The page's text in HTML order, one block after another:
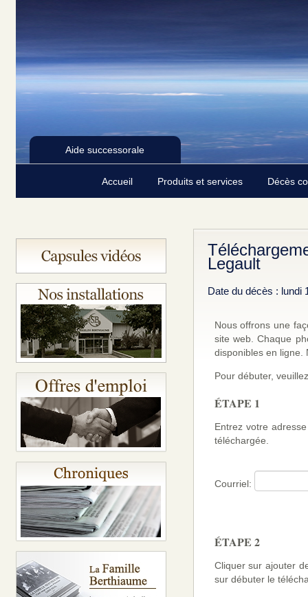
Aide successorale
Accueil Produits et services Décès
Legault
Date du décès : lundi
Nous offrons une
site web. Chaque
disponibles en ligne.
Pour débuter,
ÉTAPE 1
Entrez votre
téléchargée.
Courriel:
ÉTAPE 2
Cliquer sur ajouter
sur débuter le